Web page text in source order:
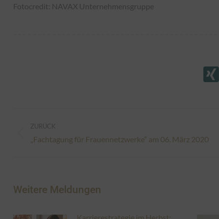
Fotocredit: NAVAX Unternehmensgruppe
ZURÜCK
Vorheriger
„Fachtagung für Frauennetzwerke“ am 06. März 2020
Weitere Meldungen